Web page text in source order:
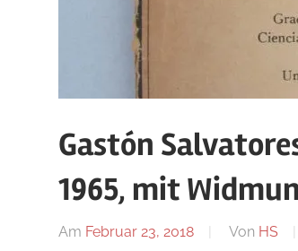
Gastón
1965, mit
Am Februar 23, 2018 Von HS